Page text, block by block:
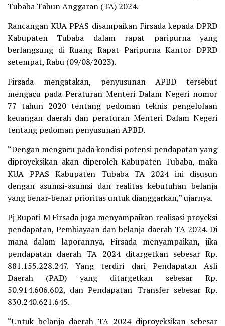
Tubaba Tahun Anggaran (TA) 2024.
Rancangan KUA PPAS disampaikan Firsada kepada DPRD
Kabupaten Tubaba dalam rapat paripurna yang
berlangsung di Ruang Rapat Paripurna Kantor DPRD
setempat, Rabu (09/08/2023).
Firsada mengatakan, penyusunan APBD tersebut
mengacu pada Peraturan Menteri Dalam Negeri nomor
77 tahun 2020 tentang pedoman teknis pengelolaan
keuangan daerah dan peraturan Menteri Dalam Negeri
tentang pedoman penyusunan APBD.
“Dengan mengacu pada kondisi potensi pendapatan yang
diproyeksikan akan diperoleh Kabupaten Tubaba, maka
KUA PPAS Kabupaten Tubaba TA 2024 ini disusun
dengan asumsi-asumsi dan realitas kebutuhan belanja
yang benar-benar prioritas untuk dianggarkan,” ujarnya.
Pj Bupati M Firsada juga menyampaikan realisasi proyeksi
pendapatan, Pembiayaan dan belanja daerah TA 2024. Di
mana dalam laporannya, Firsada menyampaikan, jika
pendapatan daerah TA 2024 ditargetkan sebesar Rp.
881.155.228.247. Yang terdiri dari Pendapatan Asli
Daerah (PAD) yang ditargetkan sebesar Rp.
50.914.606.602, dan Pendapatan Transfer sebesar Rp.
830.240.621.645.
“Untuk belanja daerah TA 2024 diproyeksikan sebesar